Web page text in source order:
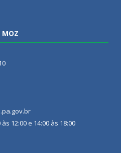
MOZ
12:00 e 14:00 às 18:00